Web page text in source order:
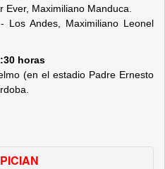
Maximiliano Manduca.
Los Andes, Maximiliano Leonel
horas
(en el estadio Padre Ernesto